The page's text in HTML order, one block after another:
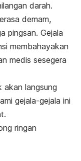
darah.
demam,
pingsan. Gejala
membahayakan
medis sesegera
akan langsung
gejala-gejala ini
ringan